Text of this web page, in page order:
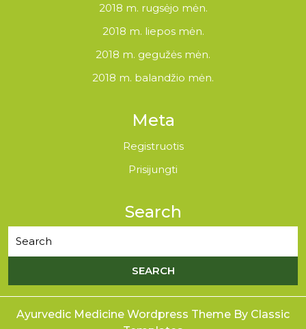
2018 m. rugsėjo mėn.
2018 m. liepos mėn.
2018 m. gegužės mėn.
2018 m. balandžio mėn.
Meta
Registruotis
Prisijungti
Search
Ayurvedic Medicine Wordpress Theme By Classic